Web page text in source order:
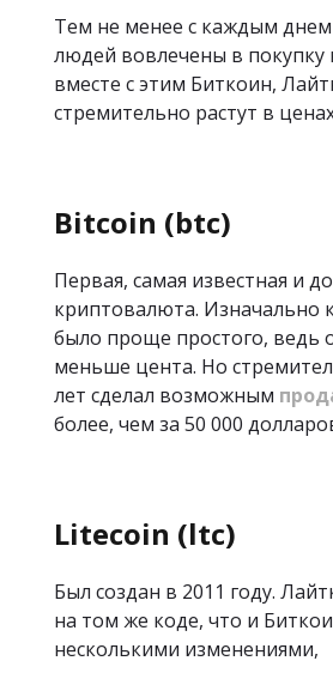
Тем не менее с каждым
людей вовлечены в покупку
вместе с этим Биткоин,
стремительно растут в
Bitcoin (btc)
Первая, самая известная и
криптовалюта. Изначально
было проще простого, ведь
меньше цента. Но
лет сделал возможным
более, чем за 50 000
Litecoin (ltc)
Был создан в 2011 году.
на том же коде, что и
несколькими изменениями,